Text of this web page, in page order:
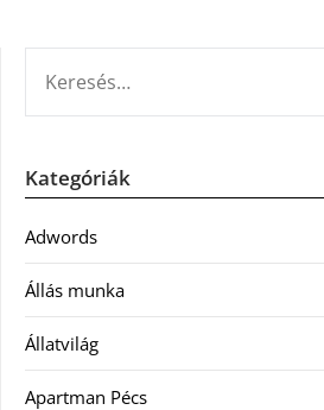
Kategóriák
Adwords
Állás munka
Állatvilág
Apartman Pécs